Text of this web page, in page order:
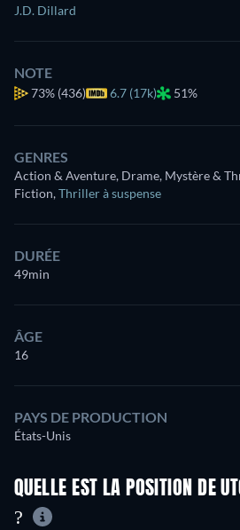
J.D. Dillard
NOTE
73% (436) 6.7 (17k) 51%
GENRES
Action & Aventure, Drame, Mystère &
Fiction,Thriller à suspense
DURÉE
49min
ÂGE
16
PAYS DE PRODUCTION
États-Unis
QUELLE EST LA POSITION DE
?